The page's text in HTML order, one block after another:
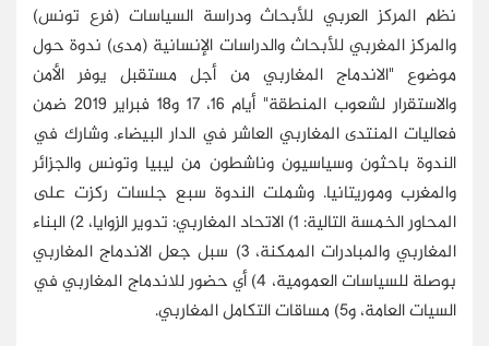
نظم المركز العربي للأبحاث ودراسة السياسات (فرع تونس)
والمركز المغربي للأبحاث والدراسات الإنسانية (مدى) ندوة حول
موضوع "الاندماج المغاربي من أجل مستقبل يوفر الأمن
والاستقرار لشعوب المنطقة" أيام 16، 17 و18 فبراير 2019 ضمن
فعاليات المنتدى المغاربي العاشر في الدار البيضاء. وشارك في
الندوة باحثون وسياسيون وناشطون من ليبيا وتونس والجزائر
والمغرب وموريتانيا. وشملت الندوة سبع جلسات ركزت على
المحاور الخمسة التالية: 1) الاتحاد المغاربي: تدوير الزوايا، 2) البناء
المغاربي والمبادرات الممكنة، 3) سبل جعل الاندماج المغاربي
بوصلة للسياسات العمومية، 4) أي حضور للاندماج المغاربي في
السيات العامة، و5) مساقات التكامل المغاربي.